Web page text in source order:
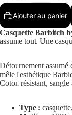
Ajouter au panier
Casquette Barbitch
assume tout. Une
Détournement assumé
mêle l'esthétique
Coton résistant,
Type :